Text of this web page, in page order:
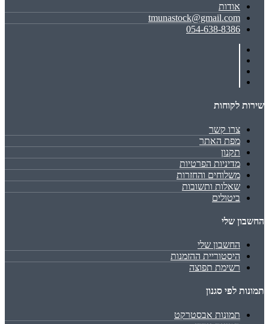
אודות
tmunastock@gmail.com
054-638-8386
שירות לקוחות
צרו קשר
מפת האתר
תקנון
מדיניות הפרטיות
משלוחים והחזרות
שאלות ותשובות
ביטולים
החשבון שלי
החשבון שלי
היסטוריית ההזמנות
רשימת תפוצה
תמונות לפי סגנון
תמונות אבסטרקט